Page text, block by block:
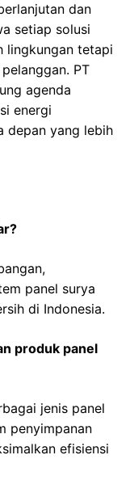
dan
setiap solusi
lingkungan tetapi
PT
agenda
energi
depan yang lebih
panel surya
di Indonesia.
produk panel
jenis panel
penyimpanan
efisiensi